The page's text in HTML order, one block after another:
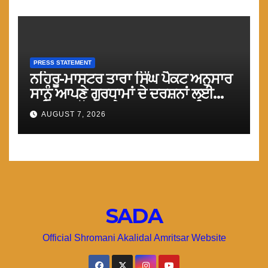
PRESS STATEMENT
ਨਹਿਰੂ-ਮਾਸਟਰ ਤਾਰਾ ਸਿੰਘ ਪੈਕਟ ਅਨੁਸਾਰ
ਸਾਨੂੰ ਆਪਣੇ ਗੁਰਧਾਮਾਂ ਦੇ ਦਰਸ਼ਨਾਂ ਲਈ
ਤੁਰੰਤ ਸਰਹੱਦਾਂ ਅਤੇ ਕਰਤਾਰਪੁਰ ਸਾਹਿਬ
ਲਾਂਘਾ ਖੋਲਿਆ ਜਾਵੇ : ਮਾਨ
AUGUST 7, 2026
SADA
Official Shromani Akalidal Amritsar Website